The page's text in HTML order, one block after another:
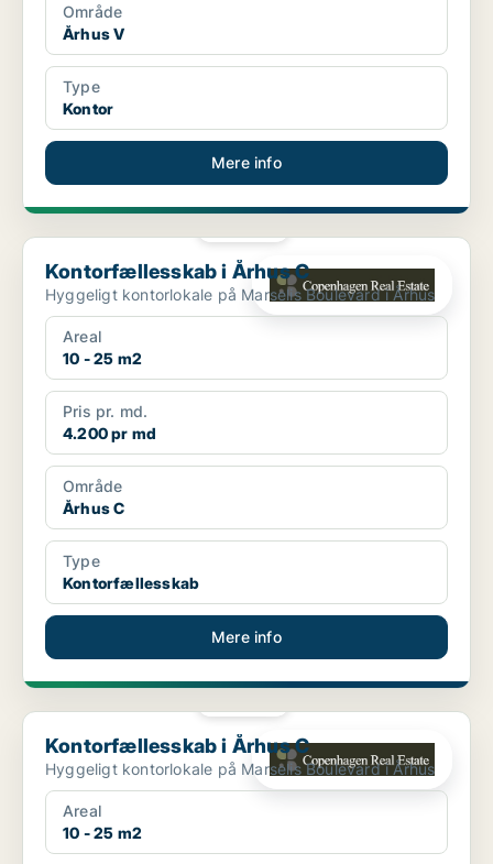
Område
Århus V
Type
Kontor
Mere info
Kontorfællesskab i Århus C
Kontorfællesskab i Århus C
Hyggeligt kontorlokale på Marselis Boulevard i Århus
Areal
10 - 25 m2
Pris pr. md.
4.200 pr md
Område
Århus C
Type
Kontorfællesskab
Mere info
Kontorfællesskab i Århus C
Kontorfællesskab i Århus C
Hyggeligt kontorlokale på Marselis Boulevard i Århus
Areal
10 - 25 m2